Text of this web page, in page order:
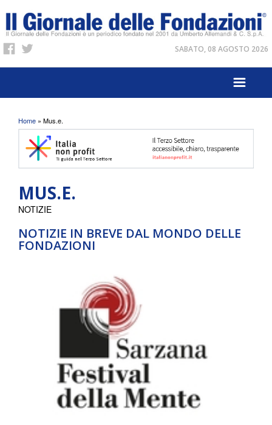
SABATO, 08 AGOSTO 2026
Tu sei qui
Home » Mus.e.
MUS.E.
NOTIZIE IN BREVE DAL MONDO DELLE
FONDAZIONI
NOTIZIE